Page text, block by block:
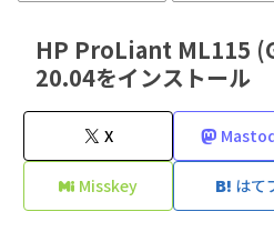
HP ProLiant ML115
20.04をインストール
X
Misskey はて